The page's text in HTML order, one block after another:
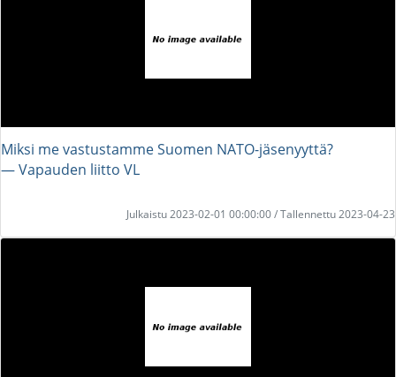
Miksi me vastustamme Suomen NATO-jäsenyyttä?
― Vapauden liitto VL
Julkaistu 2023-02-01 00:00:00 / Tallennettu 2023-04-23